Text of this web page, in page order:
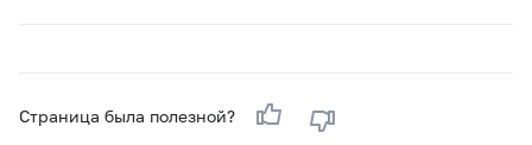
Страница была полезной?